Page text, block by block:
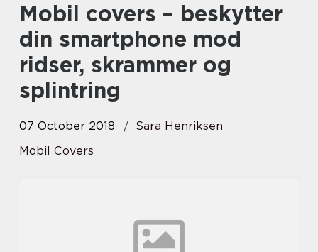
Mobil covers – beskytter
din smartphone mod
ridser, skrammer og
splintring
07 October 2018
Sara Henriksen
Mobil Covers